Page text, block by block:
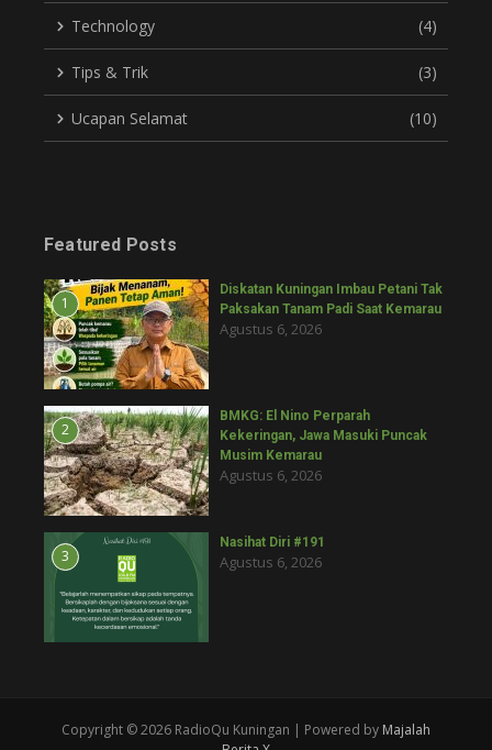
Technology (4)
Tips & Trik (3)
Ucapan Selamat (10)
Featured Posts
1
Diskatan Kuningan Imbau Petani Tak
Paksakan Tanam Padi Saat Kemarau
Agustus 6, 2026
2
BMKG: El Nino Perparah
Kekeringan, Jawa Masuki Puncak
Musim Kemarau
Agustus 6, 2026
3
Nasihat Diri #191
Agustus 6, 2026
Copyright © 2026 RadioQu Kuningan | Powered by Majalah